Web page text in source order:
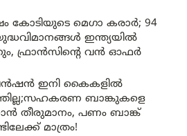
കോടിയുടെ മെഗാ കരാർ; 94
ഇന്ത്യയിൽ
ഫ്രാൻസിന്റെ വൻ ഓഫർ
ഇനി കൈകളിൽ
ബാങ്കുകളെ
തീരുമാനം, പണം ബാങ്ക്
മാത്രം!